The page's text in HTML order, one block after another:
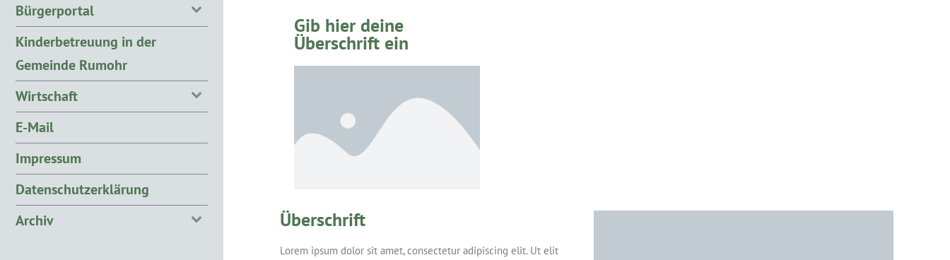
Gib hier deine
Überschrift ein
Überschrift
Lorem ipsum dolor sit amet, consectetur adipiscing elit. Ut elit
Bürgerportal
Kinderbetreuung in der
Gemeinde Rumohr
Wirtschaft
E-Mail
Impressum
Datenschutzerklärung
Archiv